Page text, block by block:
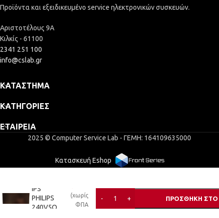
Προϊόντα και εξειδικευμένο service ηλεκτρονικών συσκευών.
Αριστοτέλους 9Α
Κιλκίς - 61100
2341 251 100
info@cslab.gr
ΚΑΤΆΣΤΗΜΑ
ΚΑΤΗΓΟΡΊΕΣ
ΕΤΑΙΡΕΊΑ
2025 © Computer Service Lab - ΓΕΜΗ: 164109635000
Κατασκευή Eshop
MONITOR
IPS
PHILIPS
240V5Q
(χωρίς
ΦΠΑ
ΠΡΟΣΘΉΚΗ ΣΤΟ